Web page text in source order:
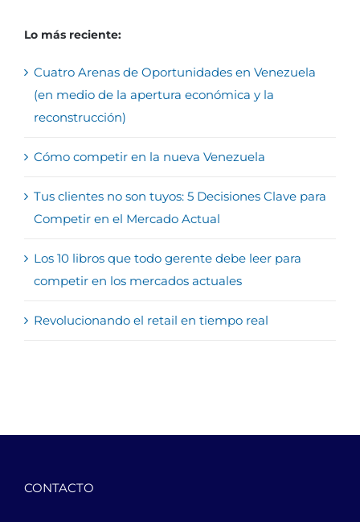
Lo más reciente:
Cuatro Arenas de Oportunidades en Venezuela
(en medio de la apertura económica y la
reconstrucción)
Cómo competir en la nueva Venezuela
Tus clientes no son tuyos: 5 Decisiones Clave para
Competir en el Mercado Actual
Los 10 libros que todo gerente debe leer para
competir en los mercados actuales
Revolucionando el retail en tiempo real
CONTACTO